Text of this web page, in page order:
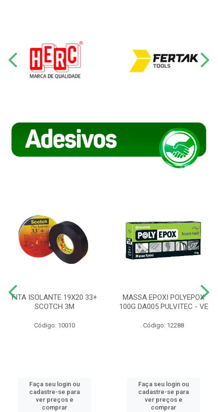
FITA ISOLANTE 19X20 33+
SCOTCH 3M
Código: 10010
Faça seu login ou
cadastre-se para
ver preços e
comprar
MASSA EPOXI POLYEPOX
100G DA005 PULVITEC - VE
Código: 12288
Faça seu login ou
cadastre-se para
ver preços e
comprar